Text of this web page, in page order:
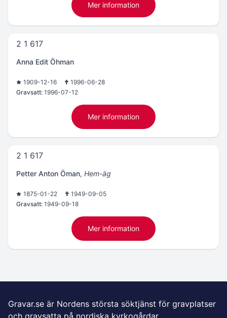
Mer information
2 1 617
Anna Edit Öhman
1909-12-16
1996-06-28
Gravsatt: 1996-07-12
Mer information
2 1 617
Petter Anton Öman, Hem-äg
1875-01-22
1949-09-05
Gravsatt: 1949-09-18
Mer information
Gravar.se är Nordens största söktjänst för gravplatser
och gravsatta på nordiska kyrkogårdar.